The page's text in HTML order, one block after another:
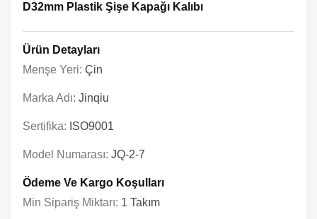
D32mm Plastik Şişe Kapağı Kalıbı
Ürün Detayları
Menşe Yeri: Çin
Marka Adı: Jinqiu
Sertifika: ISO9001
Model Numarası: JQ-2-7
Ödeme Ve Kargo Koşulları
Min Sipariş Miktarı: 1 Takım